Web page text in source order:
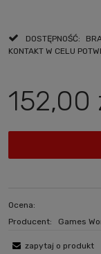
DOSTĘPNOŚĆ:
KONTAKT W CELU
152,00
Ocena:
Producent:
Games
zapytaj o produkt